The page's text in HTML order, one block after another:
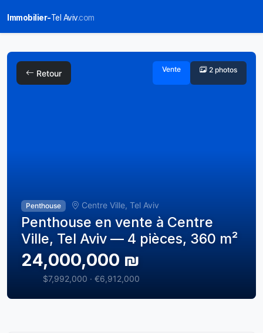
Immobilier-Tel Aviv.com
Retour Vente 2 photos
Penthouse Centre Ville, Tel Aviv
Penthouse en vente à Centre
Ville, Tel Aviv — 4 pièces, 360 m²
24,000,000 ₪
$7,992,000 · €6,912,000